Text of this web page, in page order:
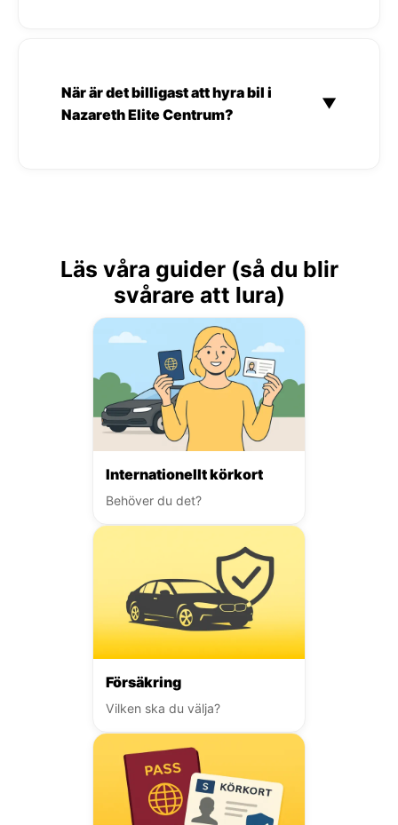
När är det billigast att hyra bil i
Nazareth Elite Centrum?
▼
Läs våra guider (så du blir
svårare att lura)
Internationellt körkort
Behöver du det?
Försäkring
Vilken ska du välja?